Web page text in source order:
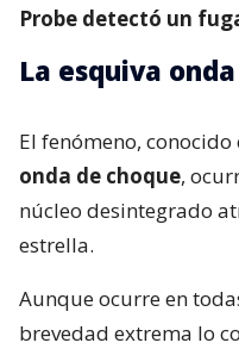
Probe detectó un
La esquiva
El fenómeno, conocido
onda de choque,
núcleo desintegrado
estrella.
Aunque ocurre en
brevedad extrema lo